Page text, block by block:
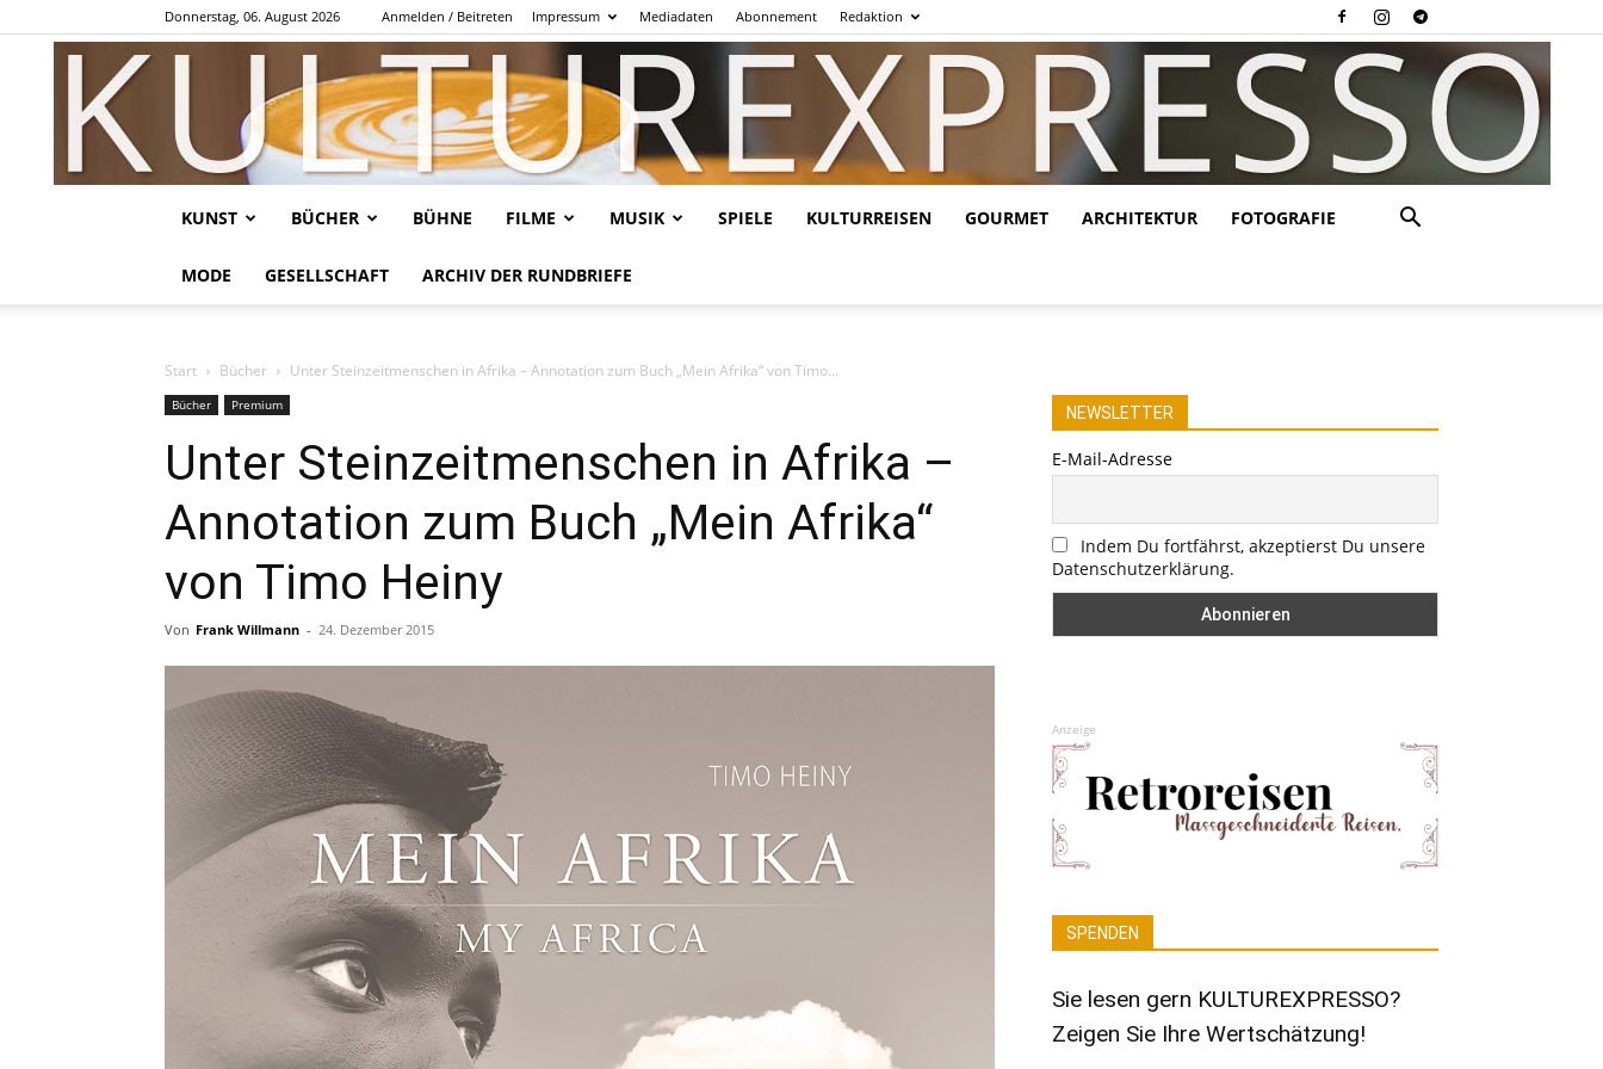
Donnerstag, 06. August 2026 Anmelden / Beitreten Impressum Mediadaten Abonnement Redaktion
KUNST BÜCHER BÜHNE FILME MUSIK SPIELE KULTURREISEN GOURMET ARCHITEKTUR FOTOGRAFIE
MODE GESELLSCHAFT ARCHIV DER RUNDBRIEFE
Start Bücher Unter Steinzeitmenschen in Afrika – Annotation zum Buch „Mein Afrika“ von Timo...
Bücher Premium
Unter Steinzeitmenschen in Afrika –
Annotation zum Buch „Mein Afrika“
von Timo Heiny
Von Frank Willmann - 24. Dezember 2015
NEWSLETTER
E-Mail-Adresse
Indem Du fortfährst, akzeptierst Du unsere
Datenschutzerklärung.
Anzeige
SPENDEN
Sie lesen gern KULTUREXPRESSO?
Zeigen Sie Ihre Wertschätzung!